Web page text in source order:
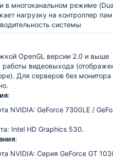
в многоканальном режиме
нагрузку на контроллер
системы
OpenGL версии 2.0 и выше
работы видеовыхода
Для серверов без монитора
:
NVIDIA: GeForce 7300LE /
Intel HD Graphics 530.
:
NVIDIA: Серия GeForce GT